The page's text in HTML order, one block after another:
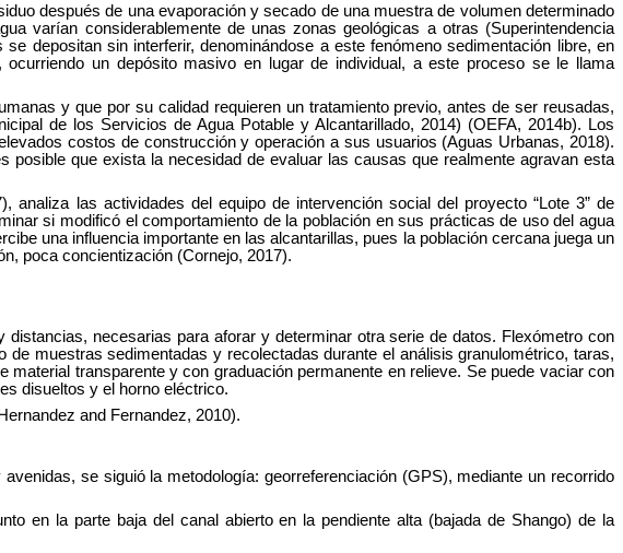
después de una evaporación y secado de una muestra de volumen determinado
varían considerablemente de unas zonas geológicas a otras (Superintendencia
depositan sin interferir, denominándose a este fenómeno sedimentación libre, en
un depósito masivo en lugar de individual, a este proceso se le llama
y que por su calidad requieren un tratamiento previo, antes de ser reusadas,
de los Servicios de Agua Potable y Alcantarillado, 2014) (OEFA, 2014b). Los
costos de construcción y operación a sus usuarios (Aguas Urbanas, 2018).
que exista la necesidad de evaluar las causas que realmente agravan esta
las actividades del equipo de intervención social del proyecto “Lote 3” de
si modificó el comportamiento de la población en sus prácticas de uso del agua
una influencia importante en las alcantarillas, pues la población cercana juega un
poca concientización (Cornejo, 2017).
necesarias para aforar y determinar otra serie de datos. Flexómetro con
muestras sedimentadas y recolectadas durante el análisis granulométrico, taras,
transparente y con graduación permanente en relieve. Se puede vaciar con
disueltos y el horno eléctrico.
and Fernandez, 2010).
se siguió la metodología: georreferenciación (GPS), mediante un recorrido
en la parte baja del canal abierto en la pendiente alta (bajada de Shango) de la